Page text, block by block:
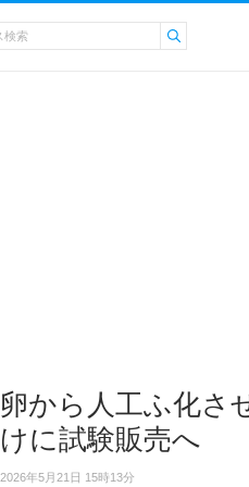
卵から人工ふ化さ
けに試験販売へ
2026年5月21日 15時13分